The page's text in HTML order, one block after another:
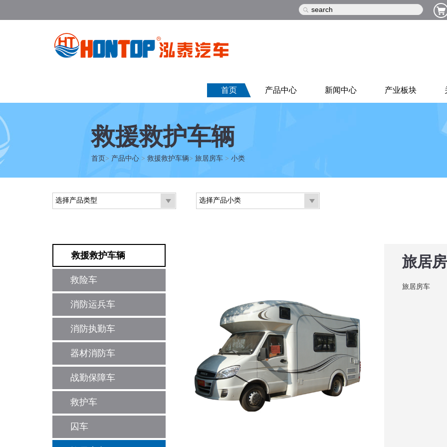
首页 产品中心 新闻中心 产业板块
救援救护车辆
首页> 产品中心> 救援救护车辆> 旅居房车> 小类
选择产品类型 选择产品小类
救援救护车辆
救险车
消防运兵车
消防执勤车
器材消防车
战勤保障车
救护车
囚车
旅居
旅居房车